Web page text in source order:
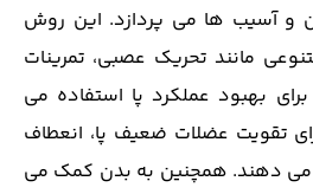
و آسیب ‌ها می‌ پردازد. این روش
مانند تحریک عصبی، تمرینات
بهبود عملکرد پا استفاده می
تقویت عضلات ضعیف پا، انعطاف
می دهند. همچنین به بدن کمک می‌